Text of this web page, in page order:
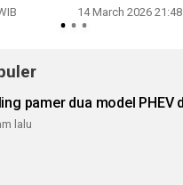
14 March 2026
pamer dua model PHEV
lalu